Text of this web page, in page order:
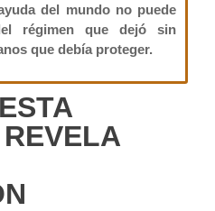
del mundo no puede
régimen que dejó sin
que debía proteger.